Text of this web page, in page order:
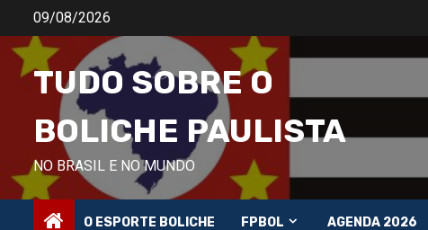
content
09/08/2026
TUDO SOBRE O
BOLICHE PAULISTA
NO BRASIL E NO MUNDO
O ESPORTE BOLICHE FPBOL AGENDA 2026